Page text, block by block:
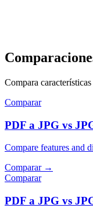
Compara
Comparar
PDF a JPG vs
Compare features and
Comparar→
Comparar
PDF a JPG vs